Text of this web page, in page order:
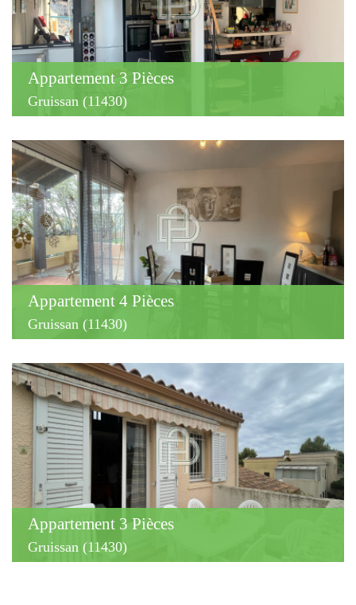
Appartement 3 Pièces
Gruissan (11430)
Appartement 4 Pièces
Gruissan (11430)
Appartement 3 Pièces
Gruissan (11430)